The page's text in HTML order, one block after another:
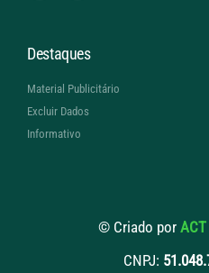
Destaques
Material Publicitário
Excluir Dados
Informativo
© Criado por
CNPJ: